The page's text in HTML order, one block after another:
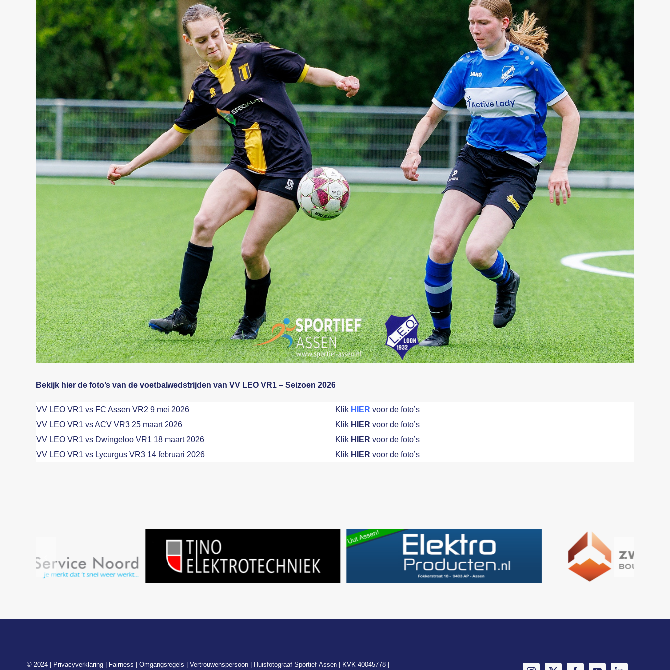
Bekijk hier de foto’s van de voetbalwedstrijden van VV LEO VR1 – Seizoen 2026
VV LEO VR1 vs FC Assen VR2 9 mei 2026 Klik HIER voor de foto’s
VV LEO VR1 vs ACV VR3 25 maart 2026
Klik HIER voor de foto’s
VV LEO VR1 vs Dwingeloo VR1 18 maart 2026
Klik HIER voor de foto’s
VV LEO VR1 vs Lycurgus VR3 14 februari 2026
Klik HIER voor de foto’s
© 2024 | Privacyverklaring | Fairness | Omgangsregels | Vertrouwenspersoon | Huisfotograaf Sportief-Assen | KVK 40045778 |